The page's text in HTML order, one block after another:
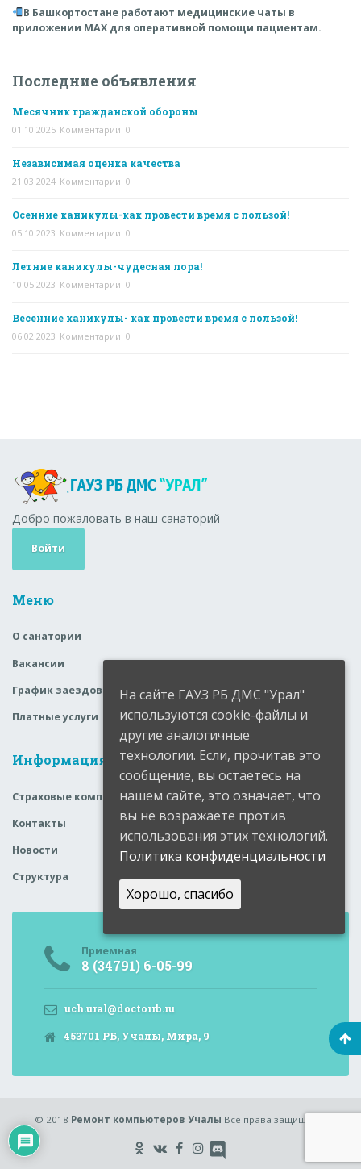
В Башкортостане работают медицинские чаты в
приложении MAX для оперативной помощи пациентам.
Последние объявления
Месячник гражданской обороны
01.10.2025 Комментарии: 0
Независимая оценка качества
21.03.2024 Комментарии: 0
Осенние каникулы-как провести время с пользой!
05.10.2023 Комментарии: 0
Летние каникулы-чудесная пора!
10.05.2023 Комментарии: 0
Весенние каникулы- как провести время с пользой!
06.02.2023 Комментарии: 0
Добро пожаловать в наш санаторий
Войти
Меню
О санатории
Вакансии
График заездов
Платные услуги
Информация
Страховые компании
Контакты
Новости
Структура
Приемная
8 (34791) 6-05-99
uch.ural@doctorrb.ru
453701 РБ, Учалы, Мира, 9
© 2018 Ремонт компьютеров Учалы Все права защищены.
На сайте ГАУЗ РБ ДМС "Урал"
используются cookie-файлы и
другие аналогичные
технологии. Если, прочитав это
сообщение, вы остаетесь на
нашем сайте, это означает, что
вы не возражаете против
использования этих технологий.
Политика конфиденциальности
Хорошо, спасибо